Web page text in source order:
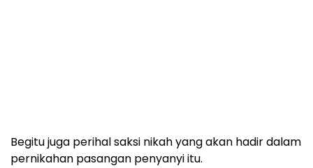
Begitu juga perihal saksi nikah yang akan hadir dalam
pernikahan pasangan penyanyi itu.